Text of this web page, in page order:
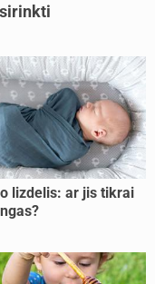
lizdelis: ar jis tikrai